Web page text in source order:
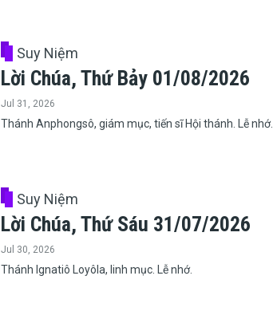
Suy Niệm
Lời Chúa, Thứ Bảy 01/08/2026
Jul 31, 2026
Thánh Anphongsô, giám mục, tiến sĩ Hội thánh. Lễ nhớ.
Suy Niệm
Lời Chúa, Thứ Sáu 31/07/2026
Jul 30, 2026
Thánh Ignatiô Loyôla, linh mục. Lễ nhớ.